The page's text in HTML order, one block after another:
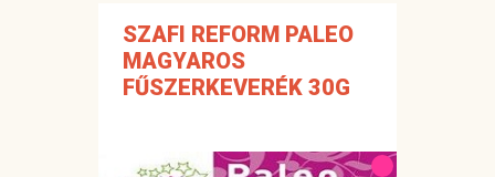
SZAFI REFORM PALEO
MAGYAROS
FŰSZERKEVERÉK 30G